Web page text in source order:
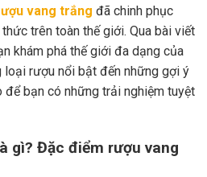
vang trắng đã chinh phục
trên toàn thế giới. Qua bài viết
khám phá thế giới đa dạng của
loại rượu nổi bật đến những gợi ý
để bạn có những trải nghiệm tuyệt
gì? Đặc điểm rượu vang